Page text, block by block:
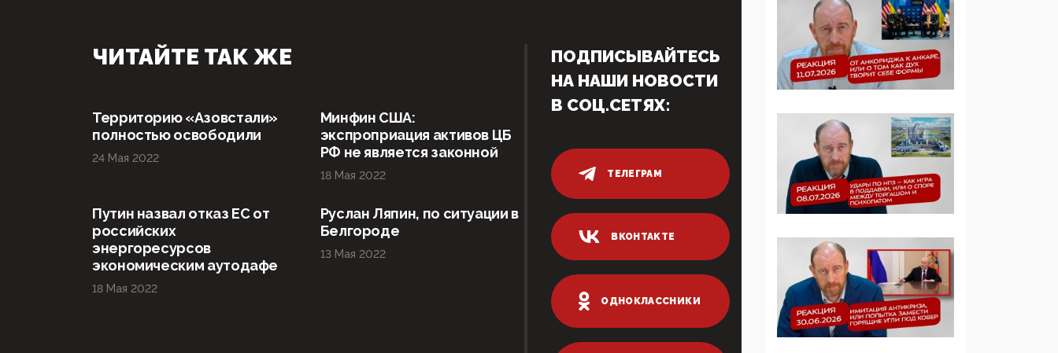
Манифест против
семьи и традиционных
ценностей: «Новые
люди» поднимают
электорат феминисток
на битву с
05:08, 15 Мая 2026
Эзотерика,
инфоцыганство и
лженаука под ширмой
защиты традиционных
ценностей: кто и с чем
выступал на форуме
«Россия 809. Традиции
будущего»
09:40, 06 Мая 2026
ЧИТАЙТЕ ТАК ЖЕ
Территорию «Азовстали»
полностью освободили
24 Мая 2022
Минфин США:
экспроприация активов ЦБ
РФ не является законной
18 Мая 2022
Путин назвал отказ ЕС от
российских
энергоресурсов
экономическим аутодафе
18 Мая 2022
Руслан Ляпин, по ситуации в
Белгороде
13 Мая 2022
ПОДПИСЫВАЙТЕСЬ
НА НАШИ НОВОСТИ
В СОЦ.СЕТЯХ:
ТЕЛЕГРАМ
ВКОНТАКТЕ
ОДНОКЛАССНИКИ